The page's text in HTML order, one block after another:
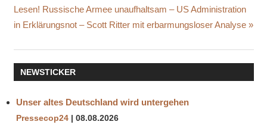
Nächster
Beitrag:
Lesen! Russische Armee unaufhaltsam – US Administration
in Erklärungsnot – Scott Ritter mit erbarmungsloser Analyse
NEWSTICKER
Unser altes Deutschland wird untergehen
Pressecop24 08.08.2026